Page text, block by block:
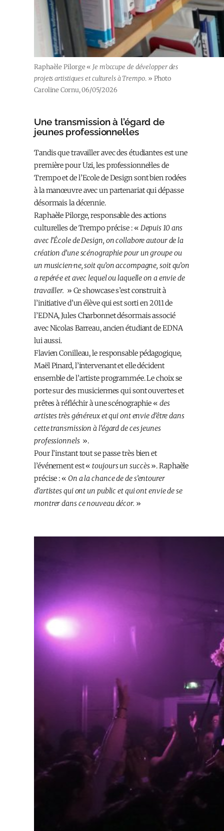
Raphaèle Pilorge « Je m’occupe de développer des
projets artistiques et culturels à Trempo. » Photo
Caroline Cornu, 06/05/2026
Une transmission à l’égard de
jeunes professionnel·les
Tandis que travailler avec des étudiant·es est une
première pour Uzi, les professionnel·les de
Trempo et de l’Ecole de Design sont bien rodé·es
à la manœuvre avec un partenariat qui dépasse
désormais la décennie.
Raphaèle Pilorge, responsable des actions
culturelles de Trempo précise : « Depuis 10 ans
avec l’École de Design, on collabore autour de la
création d’une scénographie pour un groupe ou
un musicien·ne, soit qu’on accompagne, soit qu’on
a repéré·e et avec lequel ou laquelle on a envie de
travailler. » Ce showcase s’est construit à
l’initiative d’un élève qui est sorti en 2011 de
l’EDNA, Jules Charbonnet désormais associé
avec Nicolas Barreau, ancien étudiant de EDNA
lui aussi.
Flavien Conilleau, le responsable pédagogique,
Maël Pinard, l’intervenant et elle décident
ensemble de l’artiste programmé·e. Le choix se
porte sur des musicien·nes qui sont ouvert·es et
prêt·es à réfléchir à une scénographie « des
artistes très généreux et qui ont envie d’être dans
cette transmission à l’égard de ces jeunes
professionnels ».
Pour l’instant tout se passe très bien et
l’événement est «toujours un succès». Raphaèle
précise : « On a la chance de de s’entourer
d’artistes qui ont un public et qui ont envie de se
montrer dans ce nouveau décor. »